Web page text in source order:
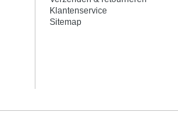
Klantenservice
Sitemap